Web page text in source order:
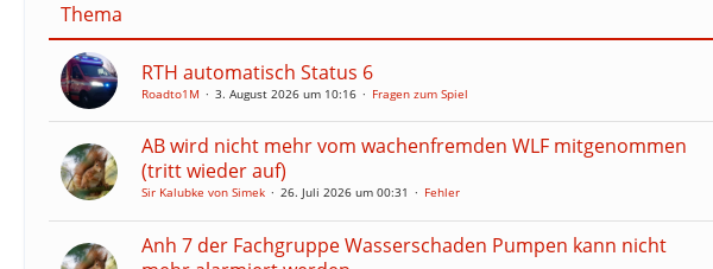
Thema
RTH automatisch Status 6
Roadto1M 3. August 2026 um 10:16 Fragen zum Spiel
AB wird nicht mehr vom wachenfremden WLF mitgenommen
(tritt wieder auf)
Sir Kalubke von Simek 26. Juli 2026 um 00:31 Fehler
Anh 7 der Fachgruppe Wasserschaden Pumpen kann nicht